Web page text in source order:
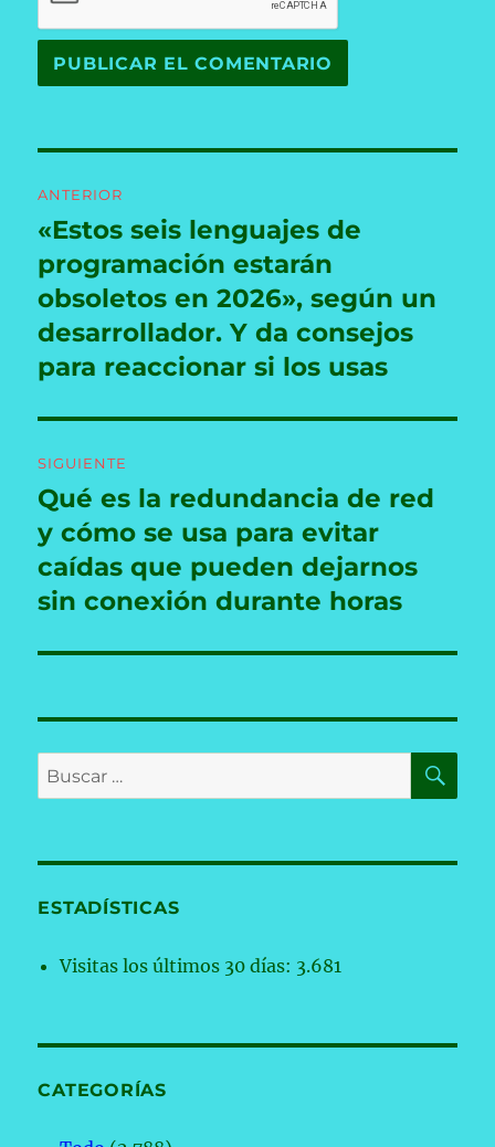
de
entradas
ANTERIOR
Entrada
anterior:
«Estos seis lenguajes de
programación estarán
obsoletos en 2026», según un
desarrollador. Y da consejos
para reaccionar si los usas
SIGUIENTE
Entrada
siguiente:
Qué es la redundancia de red
y cómo se usa para evitar
caídas que pueden dejarnos
sin conexión durante horas
Buscar
por:
ESTADÍSTICAS
Visitas los últimos 30 días: 3.681
CATEGORÍAS